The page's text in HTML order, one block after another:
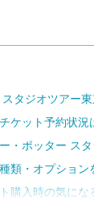
スタジオツアー
ケット予約状
・ポッター ス
類・オプション
購入時の気に